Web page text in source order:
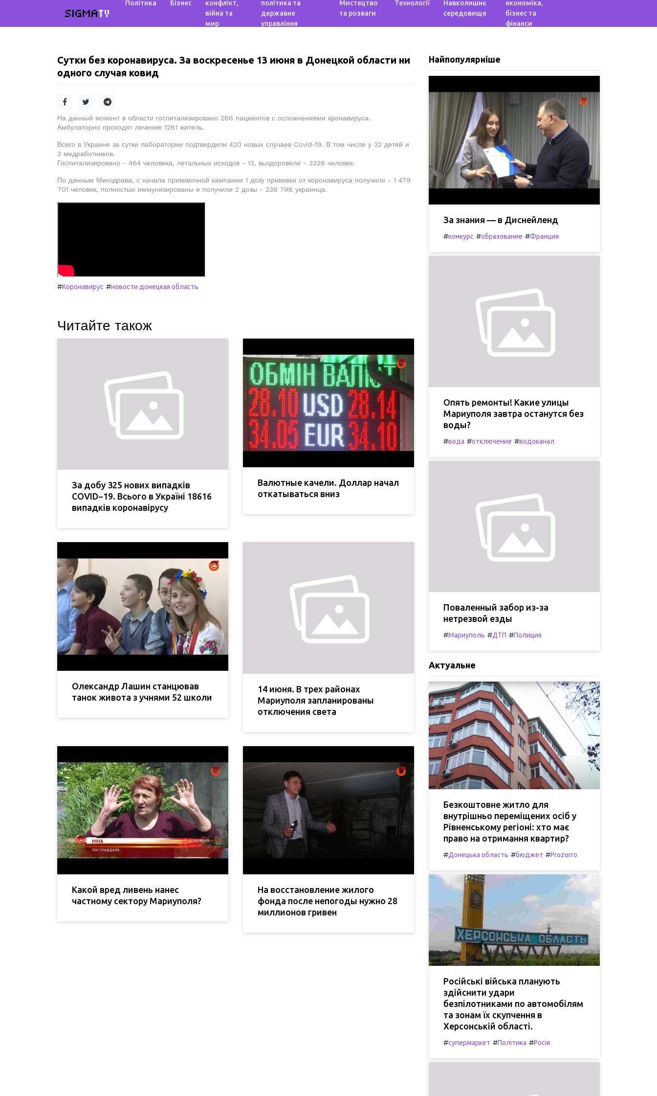
SIGMATV
Політика Бізнес
конфлікт,
війна та
мир
політика та
державне
управління
Мистецтво
та розваги
Технології
Навколишнє
середовище
економіка,
бізнес та
фінанси
Сутки без коронавируса. За воскресенье 13 июня в Донецкой области ни
одного случая ковид
На данный момент в области госпитализировано 266 пациентов с осложнениями кронавируса.
Амбулаторно проходят лечение 1281 житель.
Всего в Украине за сутки лаборатории подтвердили 420 новых случаев Covid-19. В том числе у 32 детей и
2 медработников.
Госпитализировано - 464 человека, летальных исходов - 13, выздоровели - 3328 человек.
По данным Минздрава, с начала прививочной кампании 1 дозу прививки от коронавируса получили - 1 479
701 человек, полностью иммунизированы и получили 2 дозы - 238 798 украинца.
#Коронавирус #новости донецкая область
Читайте також
За добу 325 нових випадків
COVID−19. Всього в Україні 18616
випадків коронавірусу
Валютные качели. Доллар начал
откатываться вниз
Олександр Лашин станцював
танок живота з учнями 52 школи
14 июня. В трех районах
Мариуполя запланированы
отключения света
Какой вред ливень нанес
частному сектору Мариуполя?
На восстановление жилого
фонда после непогоды нужно 28
миллионов гривен
Найпопулярніше
За знания — в Диснейленд
#конкурс #образование #Франция
Опять ремонты! Какие улицы
Мариуполя завтра останутся без
воды?
#вода #отключение #водоканал
Поваленный забор из-за
нетрезвой езды
#Мариуполь #ДТП #Полиция
Актуальне
Безкоштовне житло для
внутрішньо переміщених осіб у
Рівненському регіоні: хто має
право на отримання квартир?
#Донецька область #бюджет #Prozorro
Російські війська планують
здійснити удари
безпілотниками по автомобілям
та зонам їх скупчення в
Херсонській області.
#супермаркет #Політика #Росія